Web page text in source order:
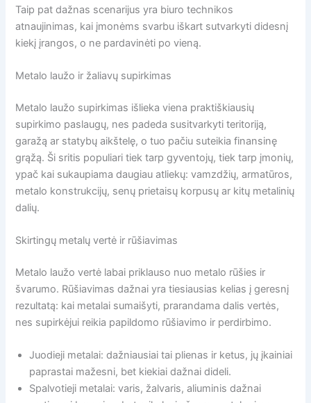
Taip pat dažnas scenarijus yra biuro technikos
atnaujinimas, kai įmonėms svarbu iškart sutvarkyti didesnį
kiekį įrangos, o ne pardavinėti po vieną.
Metalo laužo ir žaliavų supirkimas
Metalo laužo supirkimas išlieka viena praktiškiausių
supirkimo paslaugų, nes padeda susitvarkyti teritoriją,
garažą ar statybų aikštelę, o tuo pačiu suteikia finansinę
grąžą. Ši sritis populiari tiek tarp gyventojų, tiek tarp įmonių,
ypač kai sukaupiama daugiau atliekų: vamzdžių, armatūros,
metalo konstrukcijų, senų prietaisų korpusų ar kitų metalinių
dalių.
Skirtingų metalų vertė ir rūšiavimas
Metalo laužo vertė labai priklauso nuo metalo rūšies ir
švarumo. Rūšiavimas dažnai yra tiesiausias kelias į geresnį
rezultatą: kai metalai sumaišyti, prarandama dalis vertės,
nes supirkėjui reikia papildomo rūšiavimo ir perdirbimo.
Juodieji metalai: dažniausiai tai plienas ir ketus, jų įkainiai
paprastai mažesni, bet kiekiai dažnai dideli.
Spalvotieji metalai: varis, žalvaris, aliuminis dažnai